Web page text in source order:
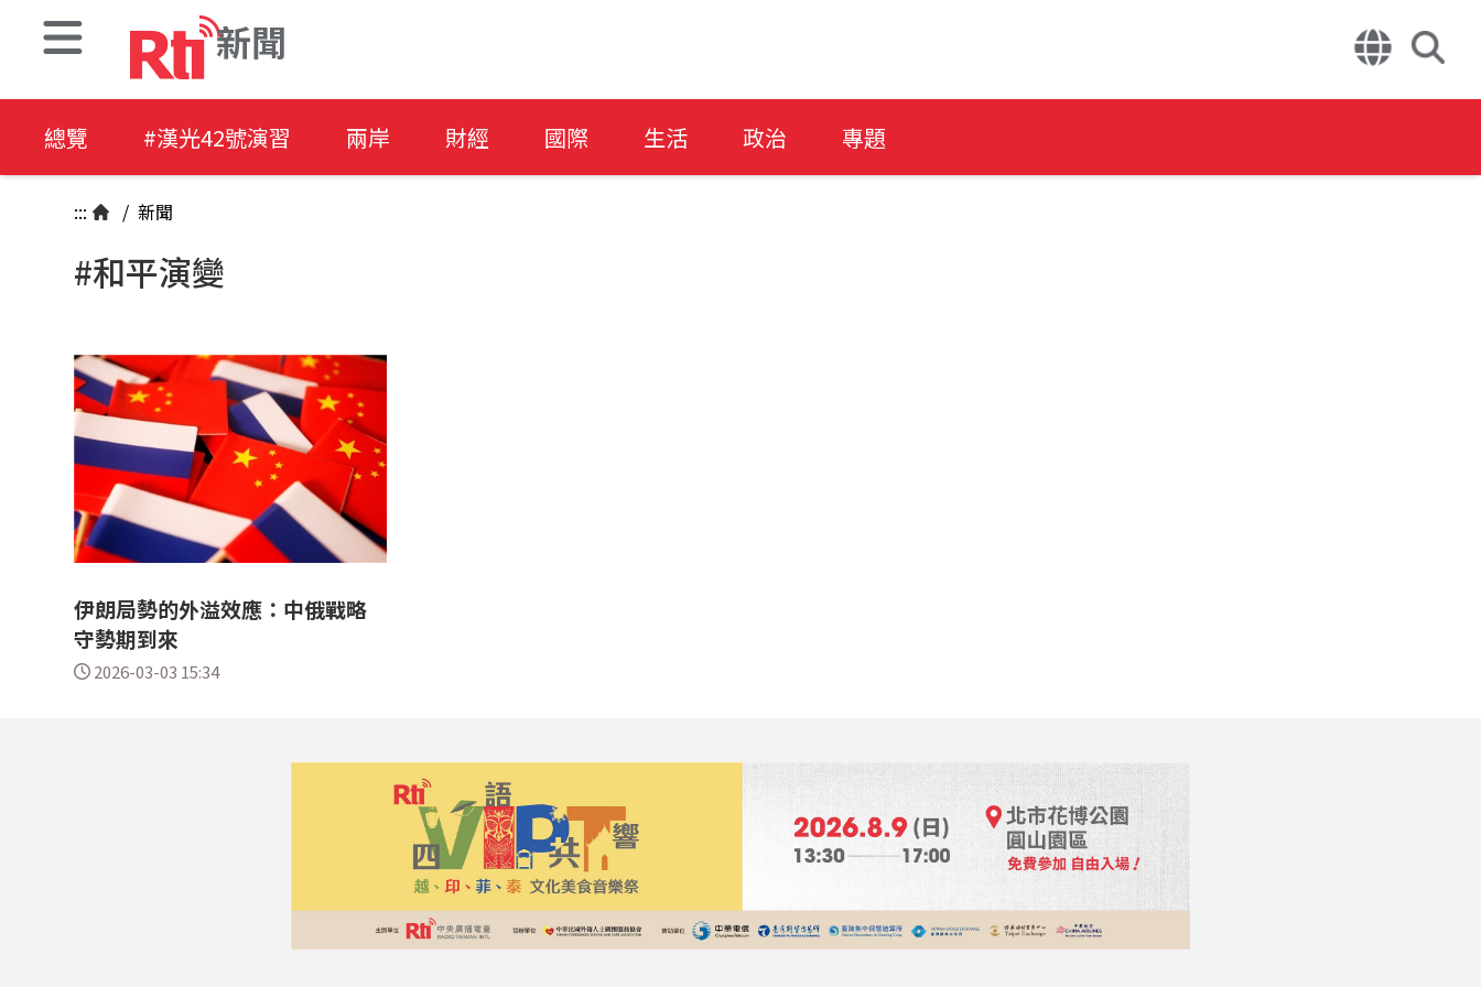
新聞
總覽 #漢光42號演習 兩岸 財經 國際 生活 政治 專題
::: / 新聞
#和平演變
伊朗局勢的外溢效應：中俄戰略
守勢期到來
2026-03-03 15:34